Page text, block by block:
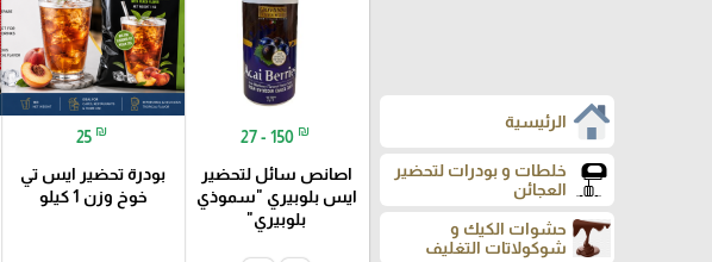
الرئيسية
خلطات و بودرات لتحضير
العجائن
حشوات الكيك و
شوكولاتات التغليف
27 - 150 ₪
اصانص سائل لتحضير
ايس بلوبيري "سموذي
بلوبيري"
25 ₪
بودرة تحضير ايس تي
خوخ وزن 1 كيلو